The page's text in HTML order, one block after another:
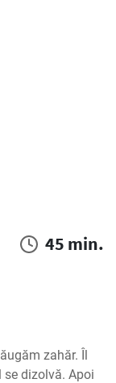
45 min.
zahăr. Îl
dizolvă. Apoi